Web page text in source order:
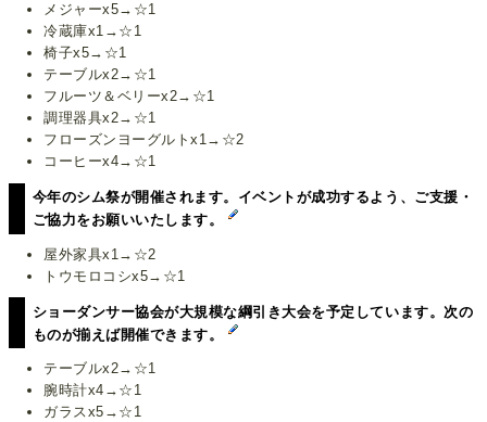
メジャーx5→☆1
冷蔵庫x1→☆1
椅子x5→☆1
テーブルx2→☆1
フルーツ＆ベリーx2→☆1
調理器具x2→☆1
フローズンヨーグルトx1→☆2
コーヒーx4→☆1
今年のシム祭が開催されます。イベントが成功するよう、ご支援・
ご協力をお願いいたします。
屋外家具x1→☆2
トウモロコシx5→☆1
ショーダンサー協会が大規模な綱引き大会を予定しています。次の
ものが揃えば開催できます。
テーブルx2→☆1
腕時計x4→☆1
ガラスx5→☆1